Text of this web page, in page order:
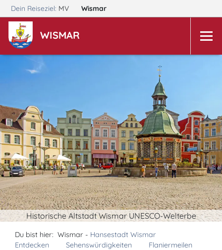
Dein Reiseziel: MV Wismar
WISMAR
Historische Altstadt Wismar UNESCO-Welterbe
Du bist hier: Wismar - Hansestadt Wismar
Entdecken
Sehenswürdigkeiten Flaniermeilen